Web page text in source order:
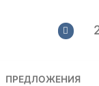
ПРЕДЛОЖЕНИЯ